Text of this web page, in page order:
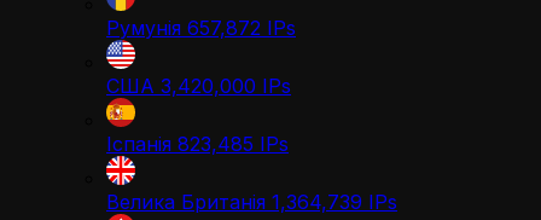
Румунія 657,872 IPs
США 3,420,000 IPs
Іспанія 823,485 IPs
Велика Британія 1,364,739 IPs